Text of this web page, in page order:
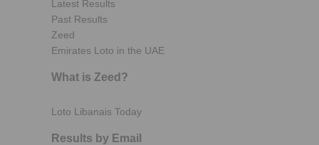
Latest Results
Past Results
Zeed
Emirates Loto in the UAE
What is Zeed?
Loto Libanais Today
Results by Email